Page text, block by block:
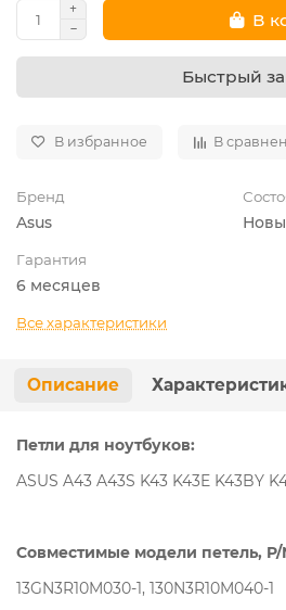
В
Быстрый
В избранное В
Бренд
Asus
Гарантия
6 месяцев
Все характеристики
Описание
Петли для ноутбуков:
ASUS A43 A43S K43 K43E K43BY
Совместимые модели петель, P/
13GN3R10M030-1, 130N3R10M040-1